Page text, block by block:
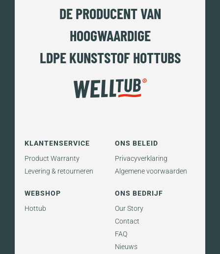
DE PRODUCENT VAN
HOOGWAARDIGE
LDPE KUNSTSTOF HOTTUBS
KLANTENSERVICE
Product Warranty
Levering & retourneren
ONS BELEID
Privacyverklaring
Algemene voorwaarden
WEBSHOP
Hottub
ONS BEDRIJF
Our Story
Contact
FAQ
Nieuws